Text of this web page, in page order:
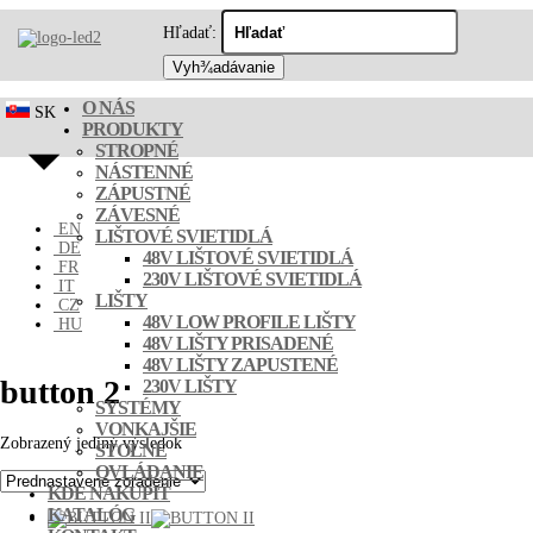
Hľadať:
SK
EN
DE
FR
IT
CZ
HU
O NÁS
PRODUKTY
STROPNÉ
NÁSTENNÉ
ZÁPUSTNÉ
ZÁVESNÉ
LIŠTOVÉ SVIETIDLÁ
48V LIŠTOVÉ SVIETIDLÁ
230V LIŠTOVÉ SVIETIDLÁ
LIŠTY
48V LOW PROFILE LIŠTY
48V LIŠTY PRISADENÉ
48V LIŠTY ZAPUSTENÉ
230V LIŠTY
SYSTÉMY
VONKAJŠIE
STOLNÉ
OVLÁDANIE
KDE NAKÚPIŤ
KATALÓG
button 2
Zobrazený jediný výsledok